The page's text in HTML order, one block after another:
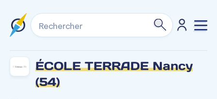
Rechercher
ÉCOLE TERRADE Nancy
(54)